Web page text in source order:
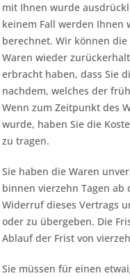
mit Ihnen wurde
keinem Fall werden Ihnen
berechnet. Wir können
Waren wieder
erbracht haben, dass Sie
nachdem, welches der
Wenn zum Zeitpunkt des
wurde, haben Sie die
zu tragen.
Sie haben die Waren
binnen vierzehn Tagen ab
Widerruf dieses Vertrags
oder zu übergeben. Die
Ablauf der Frist von
Sie müssen für einen